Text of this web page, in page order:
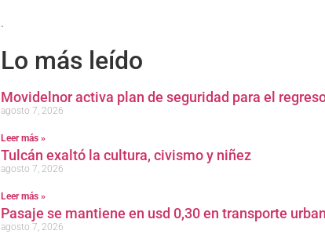
.
Lo más leído
Movidelnor activa plan de seguridad para el
agosto 7, 2026
Leer más »
Tulcán exaltó la cultura, civismo y niñez
agosto 7, 2026
Leer más »
Pasaje se mantiene en usd 0,30 en transporte
agosto 7, 2026